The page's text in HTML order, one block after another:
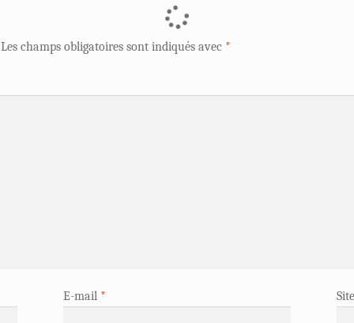
Les champs obligatoires sont indiqués avec *
E-mail *